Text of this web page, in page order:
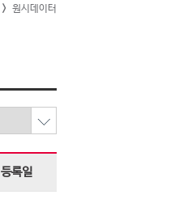
원시데이터
등록일